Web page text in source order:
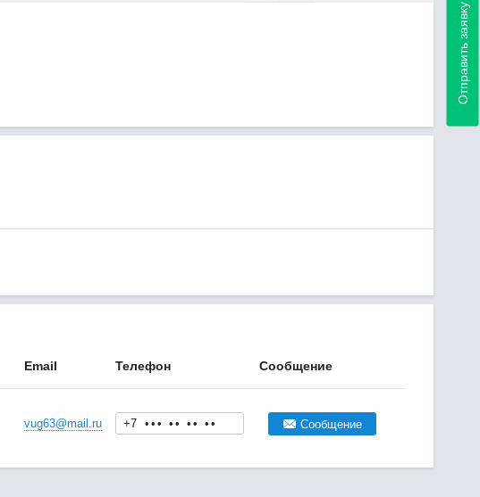
Email Телефон Сообщение
vug63@mail.ru +7 • • • • • • • • • Сообщение
Отправить заявку